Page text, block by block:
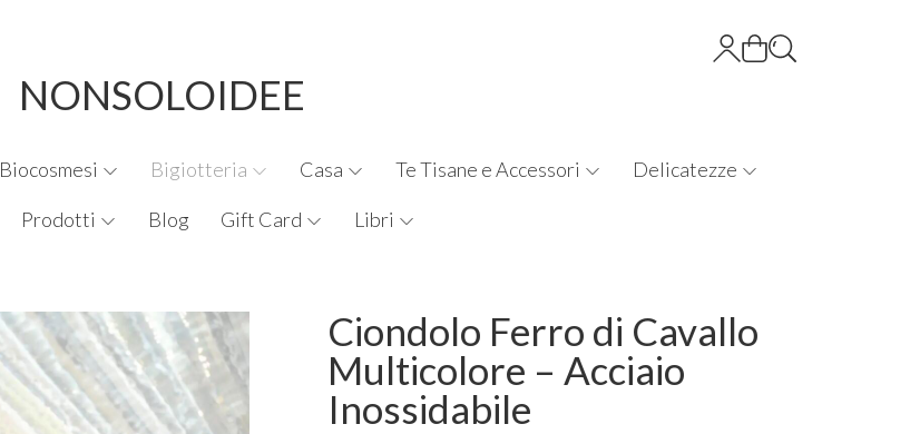
NONSOLOIDEE
Biocosmesi Bigiotteria Casa Te Tisane e Accessori Delicatezze
Prodotti Blog Gift Card Libri
Ciondolo Ferro di Cavallo
Multicolore – Acciaio
Inossidabile